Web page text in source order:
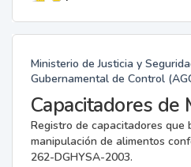
Ministerio de Justicia y
Gubernamental de Control
Registro de capacitadores que
manipulación de alimentos
262-DGHYSA-2003.